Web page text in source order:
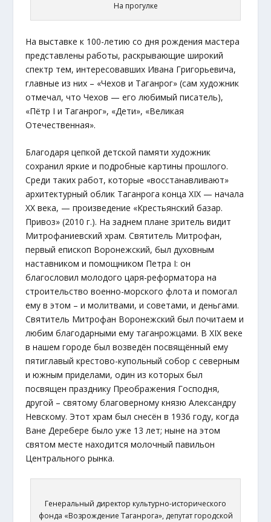
На прогулке
На выставке к 100-летию со дня рождения мастера
представлены работы, раскрывающие широкий
спектр тем, интересовавших Ивана Григорьевича,
главные из них – «Чехов и Таганрог» (сам художник
отмечал, что Чехов — его любимый писатель),
«Пётр I и Таганрог», «Дети», «Великая
Отечественная».
Благодаря цепкой детской памяти художник
сохранил яркие и подробные картины прошлого.
Среди таких работ, которые «восстанавливают»
архитектурный облик Таганрога конца XIX — начала
XX века, — произведение «Крестьянский базар.
Привоз» (2010 г.). На заднем плане зритель видит
Митрофаниевский храм. Святитель Митрофан,
первый епископ Воронежский, был духовным
наставником и помощником Петра I: он
благословил молодого царя-реформатора на
строительство военно-морского флота и помогал
ему в этом – и молитвами, и советами, и деньгами.
Святитель Митрофан Воронежский был почитаем и
любим благодарными ему таганрожцами. В XIX веке
в нашем городе был возведён посвящённый ему
пятиглавый крестово-купольный собор с северным
и южным приделами, один из которых был
посвящен празднику Преображения Господня,
другой – святому благоверному князю Александру
Невскому. Этот храм был снесён в 1936 году, когда
Ване Деребере было уже 13 лет; ныне на этом
святом месте находится молочный павильон
Центрального рынка.
Генеральный директор культурно-исторического
фонда «Возрождение Таганрога», депутат городской